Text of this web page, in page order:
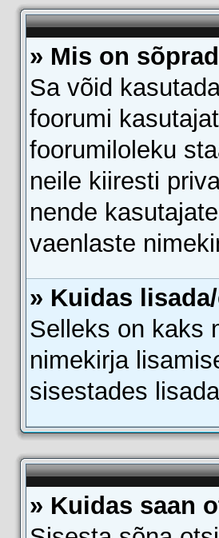
» Mis on
Sa võid
foorumi
foorumiloleku
neile kiiresti
nende
vaenlaste
» Kuidas
Selleks on kaks
nimekirja
sisestades
» Kuidas saan